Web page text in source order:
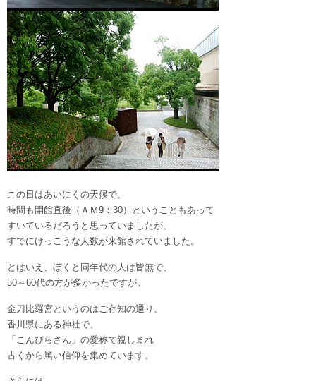
この日はあいにくの天候で、
時間も開館直後（ＡＭ9：30）ということもあって
すいているだろうと思っていましたが、
すでにけっこうな人数が来館されていました。
とはいえ、ぼくと同年代の人は皆無で、
50～60代の方が多かったですが。
金刀比羅宮というのはご存知の通り、
香川県にある神社で、
「こんぴらさん」の愛称で親しまれ
古くから篤い信仰を集めています。